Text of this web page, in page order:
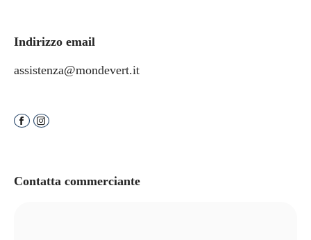
Indirizzo email
assistenza@mondevert.it
Contatta commerciante